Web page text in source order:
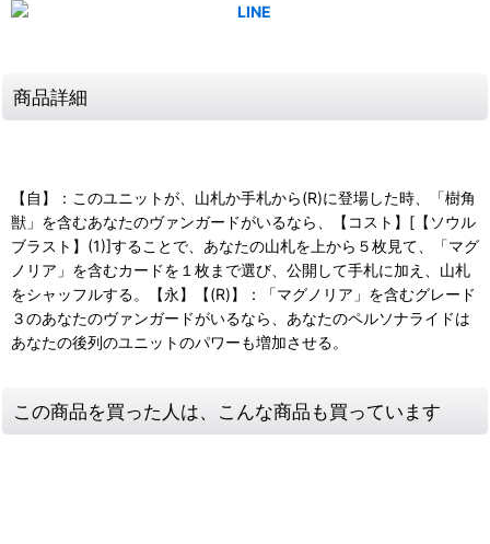
商品詳細
【自】：このユニットが、山札か手札から(R)に登場した時、「樹角
獣」を含むあなたのヴァンガードがいるなら、【コスト】[【ソウル
ブラスト】(1)]することで、あなたの山札を上から５枚見て、「マグ
ノリア」を含むカードを１枚まで選び、公開して手札に加え、山札
をシャッフルする。【永】【(R)】：「マグノリア」を含むグレード
３のあなたのヴァンガードがいるなら、あなたのペルソナライドは
あなたの後列のユニットのパワーも増加させる。
この商品を買った人は、こんな商品も買っています